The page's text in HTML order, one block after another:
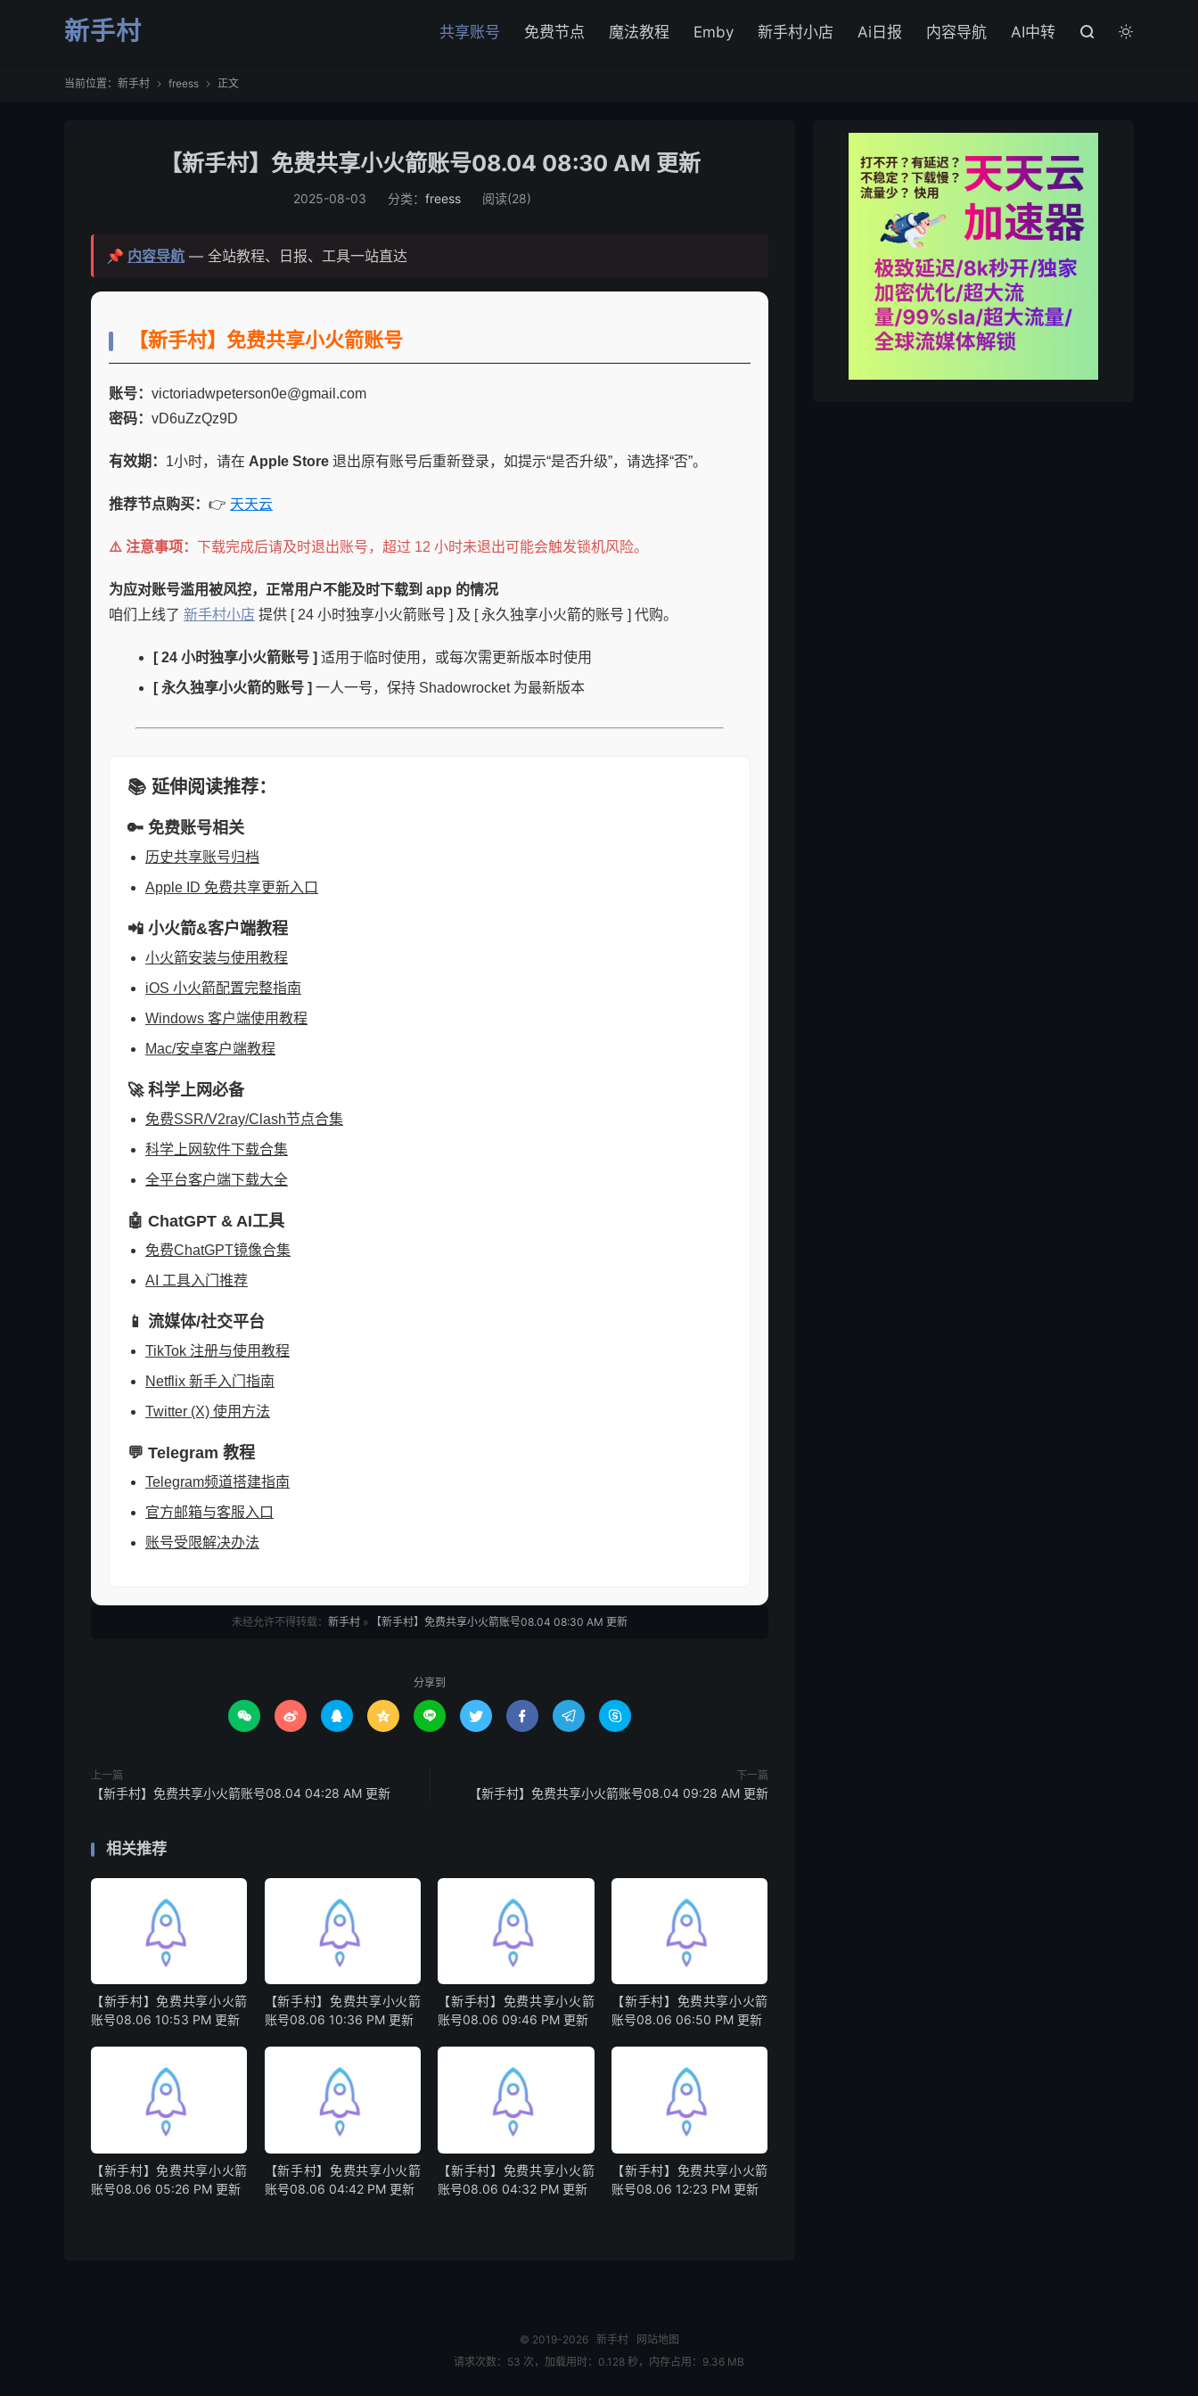
新手村 共享账号 免费节点 魔法教程 Emby 新手村小店 Ai日报 内容导航 AI中转  
当前位置： 新手村  freess  正文
【新手村】免费共享小火箭账号08.04 08:30 AM 更新
2025-08-03 分类： freess 阅读(28)
📌 内容导航 — 全站教程、日报、工具一站直达
【新手村】免费共享小火箭账号
账号： victoriadwpeterson0e@gmail.com
密码： vD6uZzQz9D
有效期： 1小时，请在 Apple Store 退出原有账号后重新登录，如提示“是否升级”，请选择“否”。
推荐节点购买： 👉 天天云
⚠️ 注意事项： 下载完成后请及时退出账号，超过 12 小时未退出可能会触发锁机风险。
为应对账号滥用被风控，正常用户不能及时下载到 app 的情况
咱们上线了 新手村小店 提供 [ 24 小时独享小火箭账号 ] 及 [ 永久独享小火箭的账号 ] 代购。
[ 24 小时独享小火箭账号 ] 适用于临时使用，或每次需更新版本时使用
[ 永久独享小火箭的账号 ] 一人一号，保持 Shadowrocket 为最新版本
📚 延伸阅读推荐：
🔑 免费账号相关
历史共享账号归档
Apple ID 免费共享更新入口
📲 小火箭&客户端教程
小火箭安装与使用教程
iOS 小火箭配置完整指南
Windows 客户端使用教程
Mac/安卓客户端教程
🚀 科学上网必备
免费SSR/V2ray/Clash节点合集
科学上网软件下载合集
全平台客户端下载大全
🤖 ChatGPT & AI工具
免费ChatGPT镜像合集
AI 工具入门推荐
📱 流媒体/社交平台
TikTok 注册与使用教程
Netflix 新手入门指南
Twitter (X) 使用方法
💬 Telegram 教程
Telegram频道搭建指南
官方邮箱与客服入口
账号受限解决办法
未经允许不得转载： 新手村 » 【新手村】免费共享小火箭账号08.04 08:30 AM 更新
分享到
        
上一篇
【新手村】免费共享小火箭账号08.04 04:28 AM 更新
下一篇
【新手村】免费共享小火箭账号08.04 09:28 AM 更新
相关推荐
【新手村】免费共享小火箭
账号08.06 10:53 PM 更新
【新手村】免费共享小火箭
账号08.06 10:36 PM 更新
【新手村】免费共享小火箭
账号08.06 09:46 PM 更新
【新手村】免费共享小火箭
账号08.06 06:50 PM 更新
【新手村】免费共享小火箭
账号08.06 05:26 PM 更新
【新手村】免费共享小火箭
账号08.06 04:42 PM 更新
【新手村】免费共享小火箭
账号08.06 04:32 PM 更新
【新手村】免费共享小火箭
账号08.06 12:23 PM 更新
© 2019-2026 新手村
网站地图
请求次数：53 次，加载用时：0.128 秒，内存占用：9.36 MB